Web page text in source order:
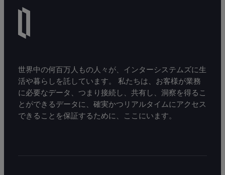
世界中の何百万人もの人々が、インターシステムズに生
活や暮らしを託しています。 私たちは、お客様が業務
に必要なデータ、つまり接続し、共有し、洞察を得るこ
とができるデータに、確実かつリアルタイムにアクセス
できることを保証するために、ここにいます。